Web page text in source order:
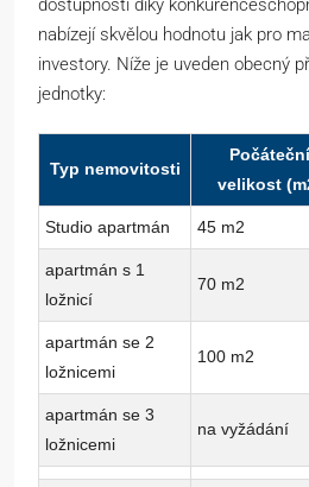
nabízejí skvělou hodnotu jak pro
investory. Níže je uveden obecný
jednotky:
Typ nemovitosti
Počáteční
velikost
Studio apartmán 45 m2
apartmán s 1
ložnicí
70 m2
apartmán se 2
ložnicemi
100 m2
apartmán se 3
ložnicemi
na vyžádání